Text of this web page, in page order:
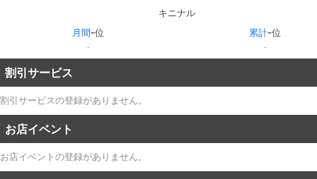
キニナル
月間-位
-
累計-位
-
割引サービス
割引サービスの登録がありません。
お店イベント
お店イベントの登録がありません。